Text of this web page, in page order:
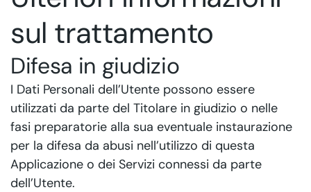
sul trattamento
Difesa in giudizio
I Dati Personali dell’Utente possono essere
utilizzati da parte del Titolare in giudizio o nelle
fasi preparatorie alla sua eventuale instaurazione
per la difesa da abusi nell’utilizzo di questa
Applicazione o dei Servizi connessi da parte
dell’Utente.